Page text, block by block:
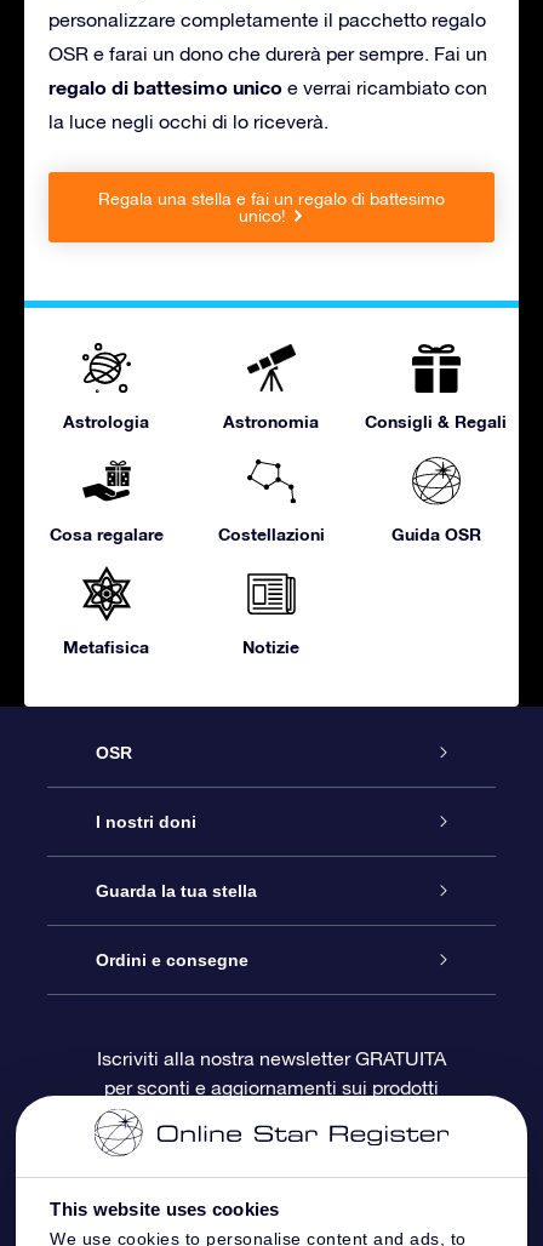
This website uses cookies
We use cookies to personalise content and ads, to
personalizzare completamente il pacchetto regalo
OSR e farai un dono che durerà per sempre. Fai un
regalo di battesimo unico e verrai ricambiato con
la luce negli occhi di lo riceverà.
Regala una stella e fai un regalo di battesimo
unico!
Astrologia Astronomia Consigli & Regali
Cosa regalare Costellazioni Guida OSR
Metafisica Notizie
OSR
Assistenza
Contattaci
Blog
OSR Recensioni
I nostri doni
Online Star Gift
Pacchetto regalo OSR
Gift Card OSR
Doni aziendali
Guarda la tua stella
Registro stellare
Star Page personalizzata
One Million Stars
OSR Starsaver
Ordini e consegne
Informazioni di Pagamento
Politica di reso
Iscriviti alla nostra newsletter GRATUITA
per sconti e aggiornamenti sui prodotti